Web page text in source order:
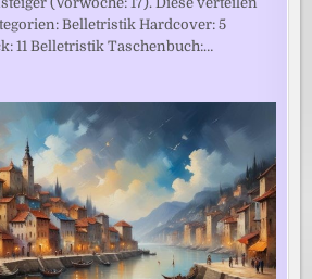
Belletristik Hardcover: 5
11 Belletristik Taschenbuch:…